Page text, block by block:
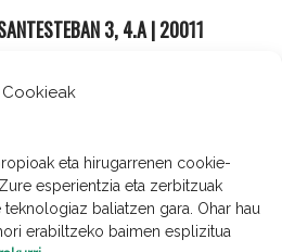
Cookieak
eta hirugarrenen cookie-
esperientzia eta zerbitzuak
baliatzen gara. Ohar hau
erabiltzeko baimen esplizitua
3, 4.A | 20011